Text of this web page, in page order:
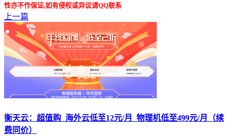
性亦不作保证,如有侵权或异议请QQ联系
上一篇
衡天云：超值购_海外云低至12元/月_物理机低至499元/月（续
费同价）